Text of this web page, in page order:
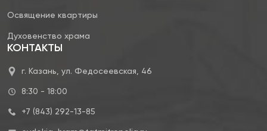
Освящение квартиры
Духовенство храма
КОНТАКТЫ
г. Казань, ул. Федосеевская, 46
8:30 - 18:00
+7 (843) 292-13-85